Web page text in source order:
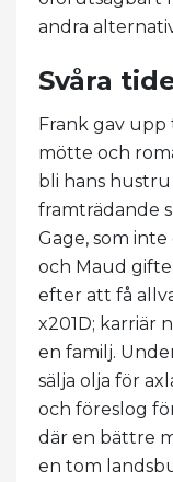
andra
Svåra
Frank gav
mötte och
bli hans
framträdande
Gage, som
och Maud gifte
efter att få
x201D; karriär
en familj.
sälja olja för
och föreslog
där en bättre
en tom